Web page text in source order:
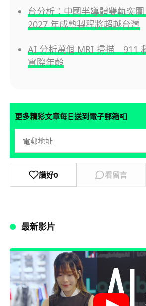
台分析：中國半導體雙軌突
2027 年成熟製程將超越台灣
AI 分析萬個 MRI 掃描 911
實際年齡
更多精彩文章每日送到電子郵箱📮
讚好0 看留言
最新影片